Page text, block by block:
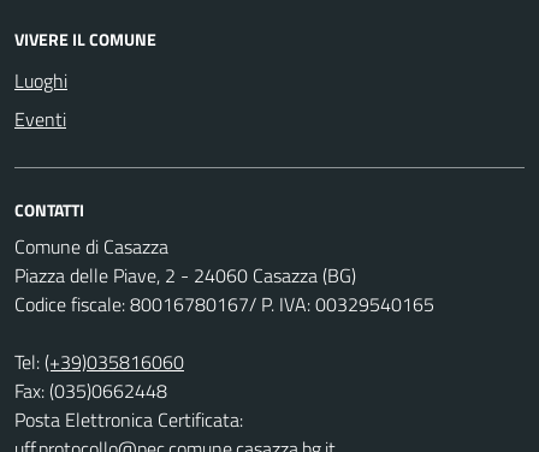
VIVERE IL COMUNE
Luoghi
Eventi
CONTATTI
Comune di Casazza
Piazza delle Piave, 2 - 24060 Casazza (BG)
Codice fiscale: 80016780167/ P. IVA: 00329540165
Tel:(+39)035816060
Fax: (035)0662448
Posta Elettronica Certificata: